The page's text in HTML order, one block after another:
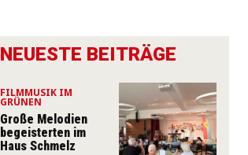
NEUESTE BEITRÄGE
FILMMUSIK IM
GRÜNEN
Große Melodien
begeisterten im
Haus Schmelz